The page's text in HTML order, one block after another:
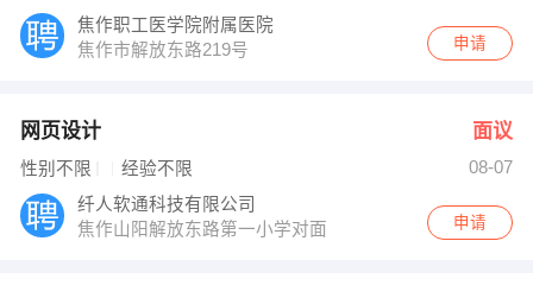
焦作职工医学院附属医院
焦作市解放东路219号
申请
网页设计 面议
性别不限 经验不限
08-07
纤人软通科技有限公司
焦作山阳解放东路第一小学对面
申请